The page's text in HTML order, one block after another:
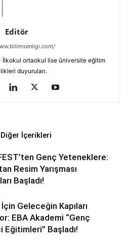
Editör
İlkokul ortaokul lise üniversite eğitim
duyuruları.
İçerikleri
Genç Yeteneklere:
Resim Yarışması
Başladı!
Geleceğin Kapıları
EBA Akademi “Genç
Eğitimleri” Başladı!